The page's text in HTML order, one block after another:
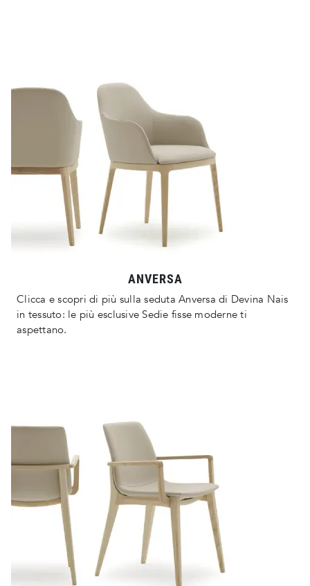
ANVERSA
Clicca e scopri di più sulla seduta Anversa di Devina Nais
in tessuto: le più esclusive Sedie fisse moderne ti
aspettano.